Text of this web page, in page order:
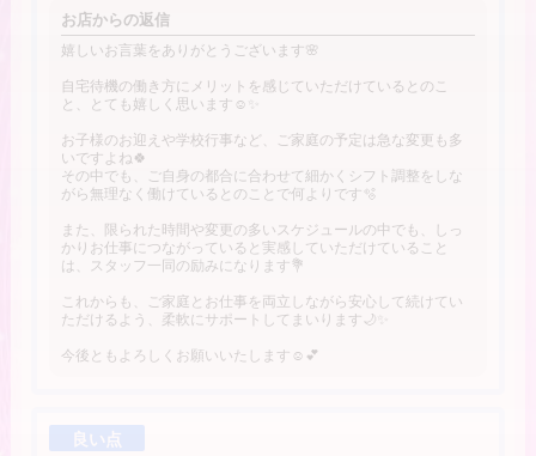
お店からの返信
嬉しいお言葉をありがとうございます🌸
自宅待機の働き方にメリットを感じていただけているとのこ
と、とても嬉しく思います☺️✨
お子様のお迎えや学校行事など、ご家庭の予定は急な変更も多
いですよね🍀
その中でも、ご自身の都合に合わせて細かくシフト調整をしな
がら無理なく働けているとのことで何よりです🫧
また、限られた時間や変更の多いスケジュールの中でも、しっ
かりお仕事につながっていると実感していただけていること
は、スタッフ一同の励みになります💐
これからも、ご家庭とお仕事を両立しながら安心して続けてい
ただけるよう、柔軟にサポートしてまいります🌙✨
今後ともよろしくお願いいたします☺️💕
良い点